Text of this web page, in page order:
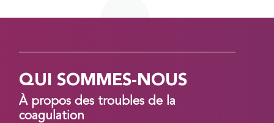
QUI SOMMES-NOUS
À propos des troubles de la
coagulation